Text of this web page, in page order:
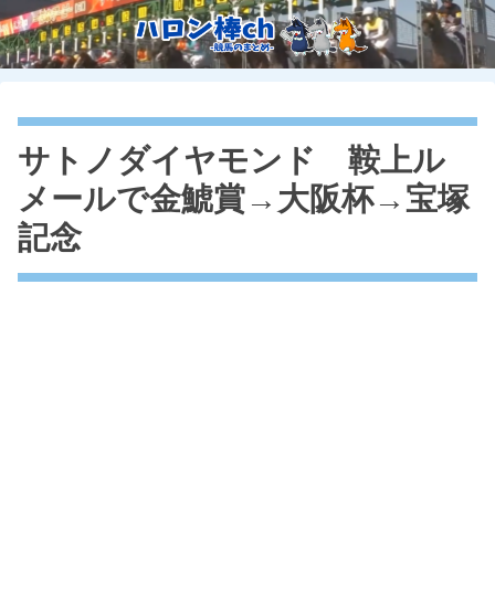
サトノダイヤモンド 鞍上ル
メールで金鯱賞→大阪杯→宝塚
記念